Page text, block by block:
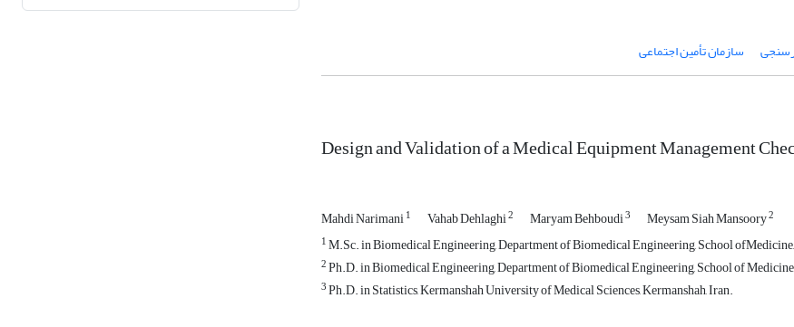
سازمان تأمین اجتماعی
Design and Validation of a Medical Equipment Management
Mahdi Narimani1 Vahab Dehlaghi2 Maryam Behboudi3 Meysam Siah Mansoory2
1M.Sc. in Biomedical Engineering, Department of Biomedical Engineering, School
2Ph.D. in Biomedical Engineering, Department of Biomedical Engineering, School of
3Ph.D. in Statistics, Kermanshah University of Medical Sciences, Kermanshah, Iran.